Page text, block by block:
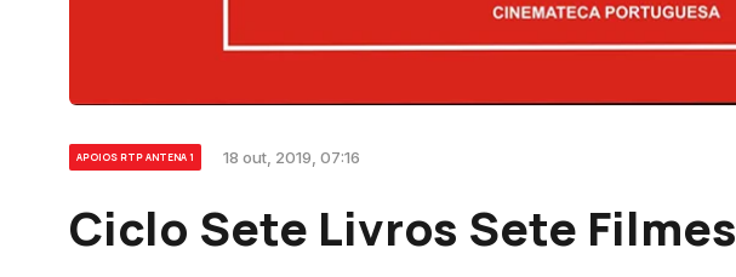
APOIOS RTP ANTENA 1 18 out, 2019, 07:16
Ciclo Sete Livros Sete Filmes